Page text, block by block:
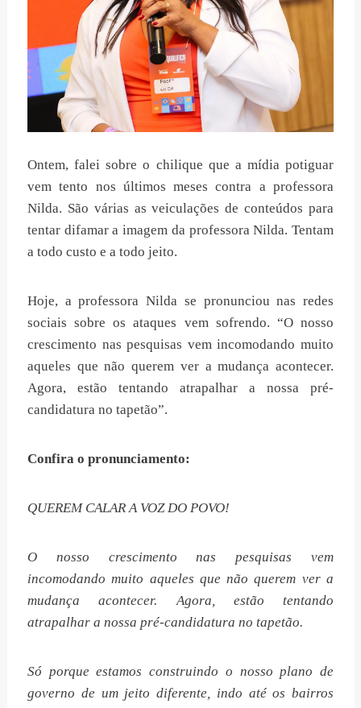
Ontem, falei sobre o chilique que a mídia potiguar
vem tento nos últimos meses contra a professora
Nilda. São várias as veiculações de conteúdos para
tentar difamar a imagem da professora Nilda. Tentam
a todo custo e a todo jeito.
Hoje, a professora Nilda se pronunciou nas redes
sociais sobre os ataques vem sofrendo. “O nosso
crescimento nas pesquisas vem incomodando muito
aqueles que não querem ver a mudança acontecer.
Agora, estão tentando atrapalhar a nossa pré-
candidatura no tapetão”.
Confira o pronunciamento:
QUEREM CALAR A VOZ DO POVO!
O nosso crescimento nas pesquisas vem
incomodando muito aqueles que não querem ver a
mudança acontecer. Agora, estão tentando
atrapalhar a nossa pré-candidatura no tapetão.
Só porque estamos construindo o nosso plano de
governo de um jeito diferente, indo até os bairros